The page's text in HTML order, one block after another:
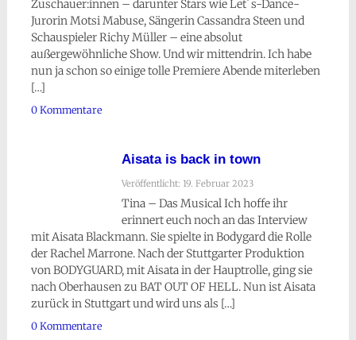
Zuschauer:innen – darunter Stars wie Let´s-Dance-
Jurorin Motsi Mabuse, Sängerin Cassandra Steen und
Schauspieler Richy Müller – eine absolut
außergewöhnliche Show. Und wir mittendrin. Ich habe
nun ja schon so einige tolle Premiere Abende miterleben
[…]
0 Kommentare
Aisata is back in town
Veröffentlicht: 19. Februar 2023
Tina – Das Musical Ich hoffe ihr
erinnert euch noch an das Interview
mit Aisata Blackmann. Sie spielte in Bodygard die Rolle
der Rachel Marrone. Nach der Stuttgarter Produktion
von BODYGUARD, mit Aisata in der Hauptrolle, ging sie
nach Oberhausen zu BAT OUT OF HELL. Nun ist Aisata
zurück in Stuttgart und wird uns als […]
0 Kommentare